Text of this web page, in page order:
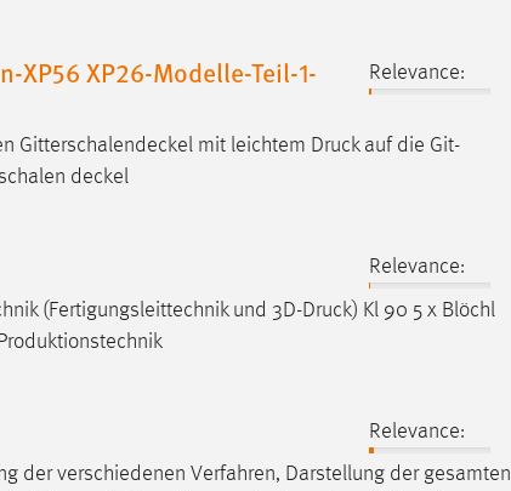
XP26-Modelle-Teil-1-
Relevance:
Gitterschalendeckel mit leichtem Druckauf die Git­
deckel
Relevance:
(Fertigungsleittechnik und 3D-Druck) Kl 90 5 x Blöchl
Relevance:
der verschiedenen Verfahren, Darstellung der gesamten